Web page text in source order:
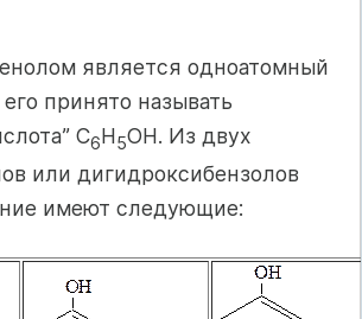
является одноатомный
принято называть
C6H5OH. Из двух
или дигидроксибензолов
имеют следующие: